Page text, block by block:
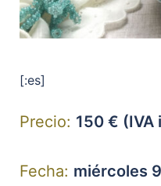
[:es]
Precio: 150 €
Fecha: miércoles